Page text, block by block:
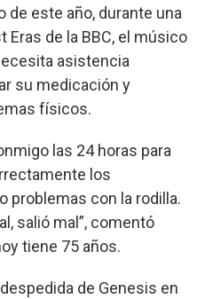
de este año, durante una
Eras de la BBC, el músico
asistencia
su medicación y
físicos.
las 24 horas para
los
problemas con la rodilla.
salió mal”, comentó
tiene 75 años.
de Genesis en